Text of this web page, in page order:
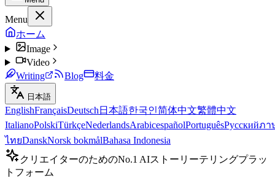
Menu
ホーム
Image
Video
Writing
Blog 料金
日本語
EnglishFrançaisDeutsch 日本語한국인简体中文繁體中文
ItalianoPolskiTürkçeNederlandsArabicespañolPortuguêsРусскийภา
ไทยDanskNorsk bokmålBahasa Indonesia
クリエイターのためのNo.1 AIストーリーテリングプラッ
トフォーム